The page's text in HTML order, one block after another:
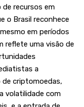
recursos em
o Brasil reconhece
em períodos
reflete uma visão de
a
de criptomoedas,
volatilidade com